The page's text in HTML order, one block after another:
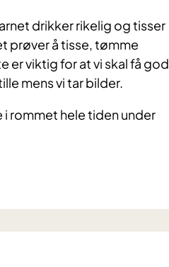
drikker rikelig og tisser
prøver å tisse, tømme
er viktig for at vi skal få god
mens vi tar bilder.
rommet hele tiden under